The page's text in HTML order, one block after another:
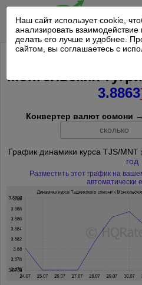
Наш сайт использует cookie,
анализировать
делать его лучше и удобнее.
сайтом, вы соглашаетесь с
Курс 10
Монгольских
3.8863
Конвертер валют сомони
График динамики курса TJS/MNT
год
Разместить этот график на
автоматически